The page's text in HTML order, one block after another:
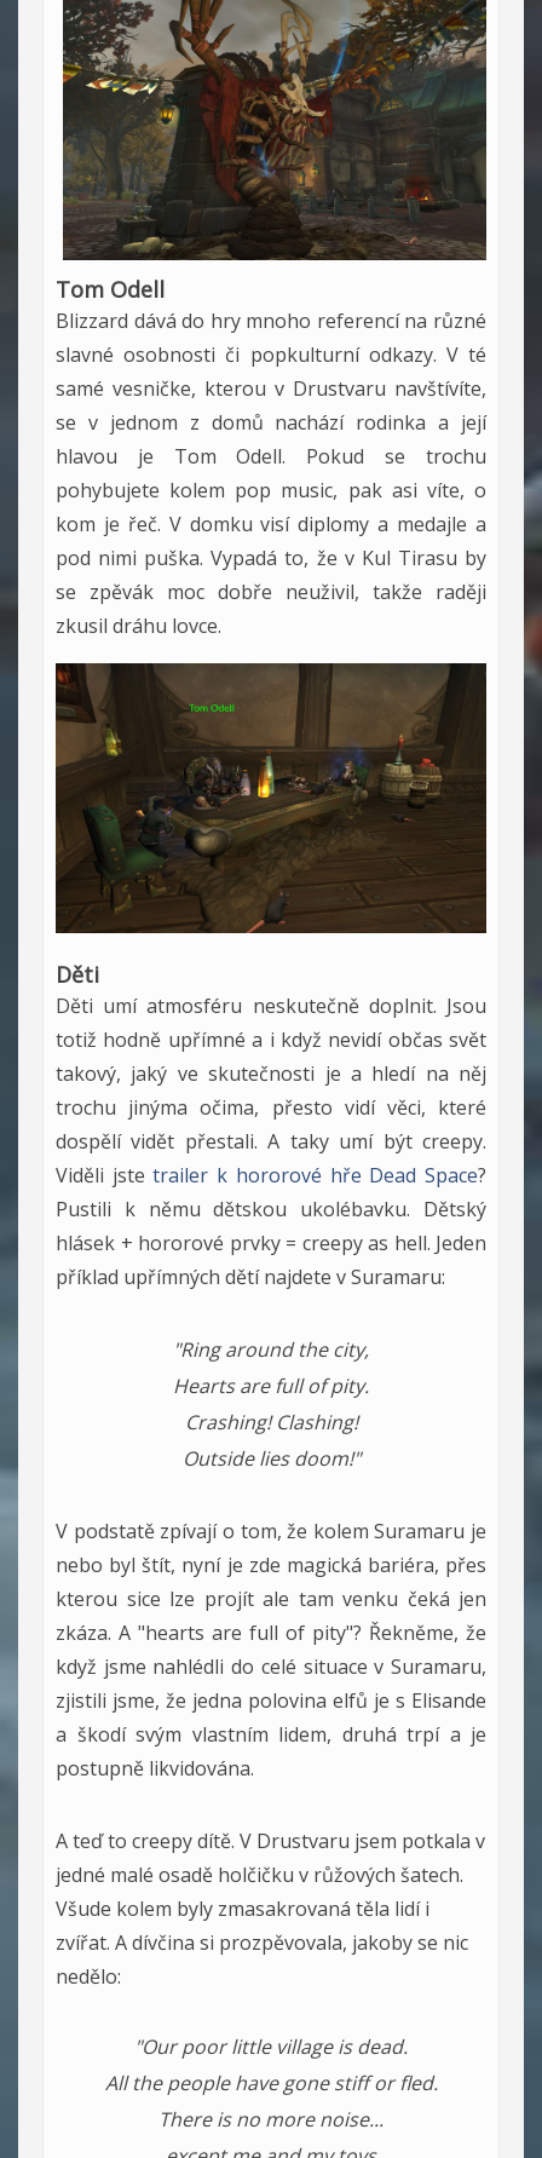
Tom Odell
Blizzard dává do hry mnoho referencí na různé
slavné osobnosti či popkulturní odkazy. V té
samé vesničke, kterou v Drustvaru navštívíte,
se v jednom z domů nachází rodinka a její
hlavou je Tom Odell. Pokud se trochu
pohybujete kolem pop music, pak asi víte, o
kom je řeč. V domku visí diplomy a medajle a
pod nimi puška. Vypadá to, že v Kul Tirasu by
se zpěvák moc dobře neuživil, takže raději
zkusil dráhu lovce.
Děti
Děti umí atmosféru neskutečně doplnit. Jsou
totiž hodně upřímné a i když nevidí občas svět
takový, jaký ve skutečnosti je a hledí na něj
trochu jinýma očima, přesto vidí věci, které
dospělí vidět přestali. A taky umí být creepy.
Viděli jstetrailer k hororové hře Dead Space?
Pustili k němu dětskou ukolébavku. Dětský
hlásek + hororové prvky = creepy as hell. Jeden
příklad upřímných dětí najdete v Suramaru:
"Ring around the city,
Hearts are full of pity.
Crashing! Clashing!
Outside lies doom!"
V podstatě zpívají o tom, že kolem Suramaru je
nebo byl štít, nyní je zde magická bariéra, přes
kterou sice lze projít ale tam venku čeká jen
zkáza. A "hearts are full of pity"? Řekněme, že
když jsme nahlédli do celé situace v Suramaru,
zjistili jsme, že jedna polovina elfů je s Elisande
a škodí svým vlastním lidem, druhá trpí a je
postupně likvidována.
A teď to creepy dítě. V Drustvaru jsem potkala v
jedné malé osadě holčičku v růžových šatech.
Všude kolem byly zmasakrovaná těla lidí i
zvířat. A dívčina si prozpěvovala, jakoby se nic
nedělo:
"Our poor little village is dead.
All the people have gone stiff or fled.
There is no more noise...